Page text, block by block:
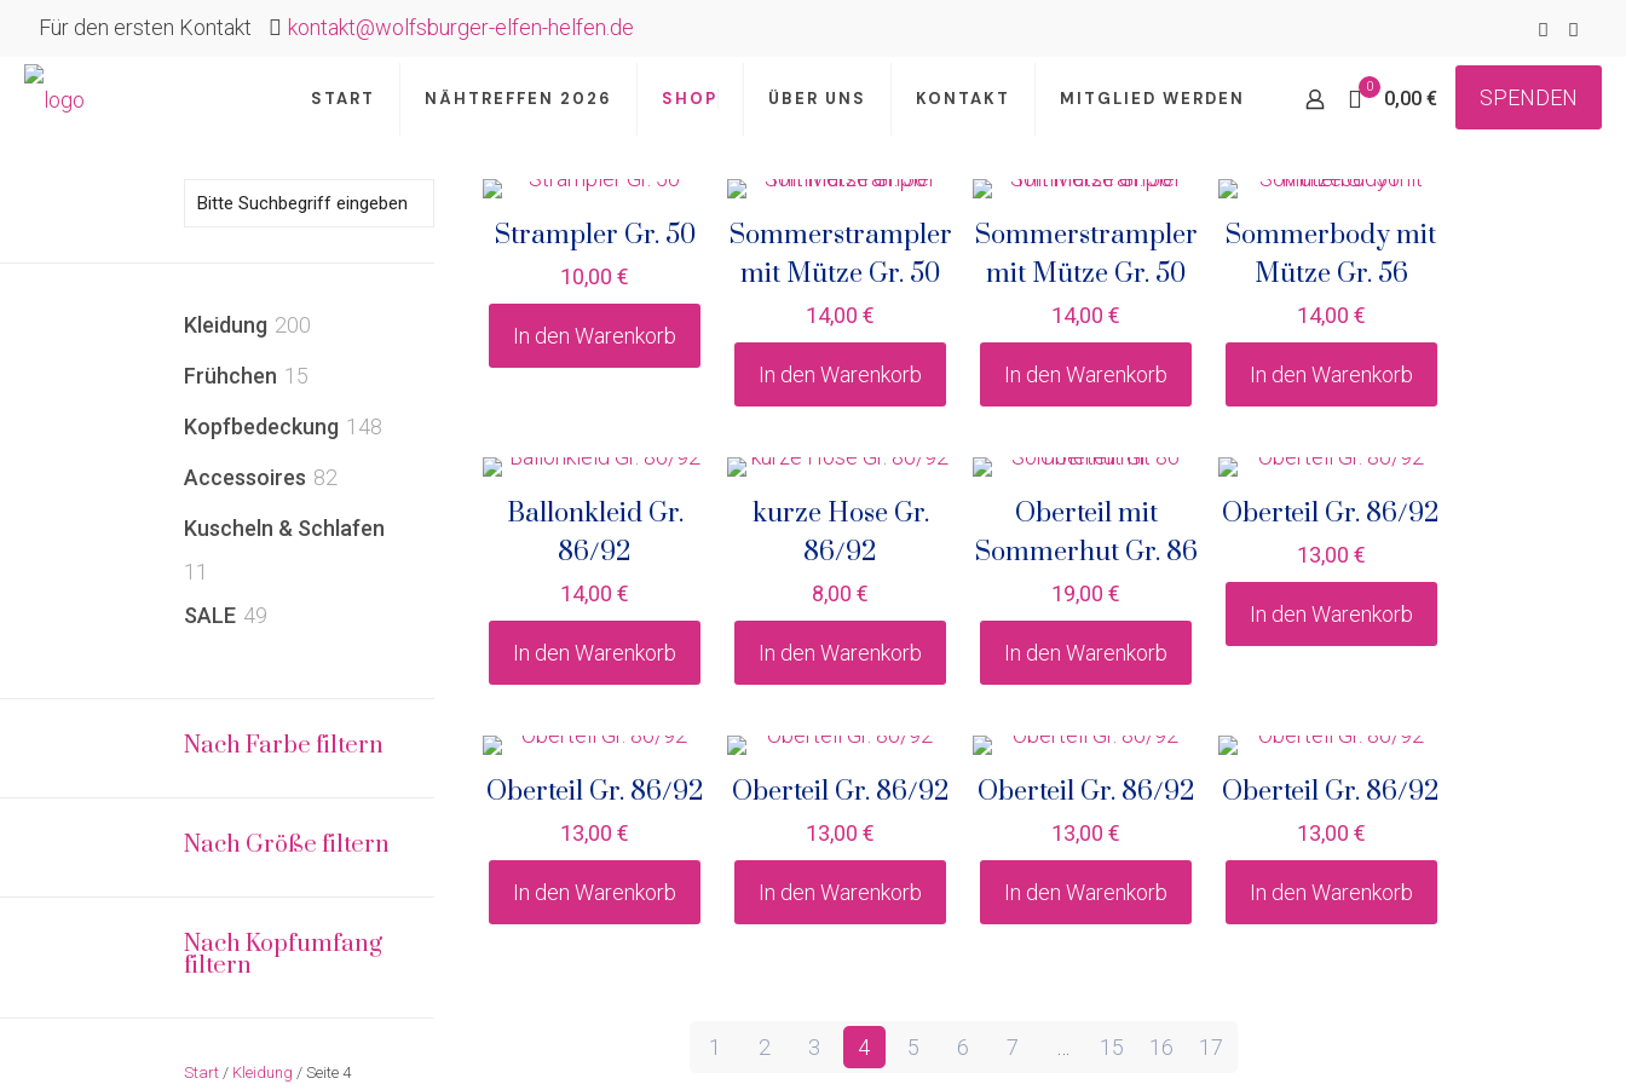
Für den ersten Kontakt kontakt@wolfsburger-elfen-helfen.de
START NÄHTREFFEN 2026 SHOP ÜBER UNS KONTAKT MITGLIED WERDEN
0
0,00 € SPENDEN
Strampler Gr. 50
10,00€
In den Warenkorb
Sommerstrampler
mit Mütze Gr. 50
14,00€
In den Warenkorb
Sommerstrampler
mit Mütze Gr. 50
14,00€
In den Warenkorb
Sommerbody mit
Mütze Gr. 56
14,00 €
In den Warenkorb
Ballonkleid Gr.
86/92
14,00€
In den Warenkorb
kurze Hose Gr.
86/92
8,00€
In den Warenkorb
Oberteil mit
Sommerhut Gr. 86
19,00€
In den Warenkorb
Oberteil Gr. 86/92
13,00 €
In den Warenkorb
Oberteil Gr. 86/92
13,00€
In den Warenkorb
Oberteil Gr. 86/92
13,00€
In den Warenkorb
Oberteil Gr. 86/92
13,00€
In den Warenkorb
Oberteil Gr. 86/92
13,00 €
In den Warenkorb
1 2 3 4 5 6 7 15 16 17
Kleidung 200
Frühchen 15
Kopfbedeckung 148
Accessoires 82
Kuscheln & Schlafen
11
Produkte
SALE 49
Nach Farbe filtern
Nach Größe filtern
Nach Kopfumfang
filtern
Start / Kleidung / Seite 4